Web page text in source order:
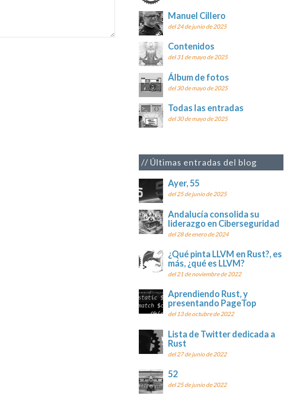
Manuel Cillero
del 24 de junio de 2025
Contenidos
del 31 de mayo de 2025
Álbum de fotos
del 30 de mayo de 2025
Todas las entradas
del 30 de mayo de 2025
Últimas entradas del blog
Ayer, 55
del 25 de junio de 2025
Andalucía consolida su
liderazgo en Ciberseguridad
del 28 de enero de 2024
¿Qué pinta LLVM en Rust?, es
más, ¿qué es LLVM?
del 21 de noviembre de 2022
Aprendiendo Rust, y
presentando PageTop
del 13 de octubre de 2022
Lista de Twitter dedicada a
Rust
del 27 de junio de 2022
52
del 25 de junio de 2022